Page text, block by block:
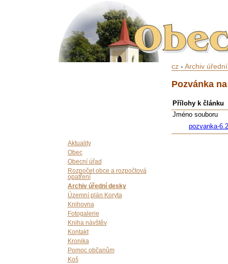
Aktuality
Obec
Obecní úřad
Rozpočet obce a rozpočtová
opatření
Archiv úřední desky
Územní plán Koryta
Knihovna
Fotogalerie
Kniha návštěv
Kontakt
Kronika
Pomoc občanům
Koš
cz- Archiv
Pozvánka
Přílohy k článku
Jméno souboru
pozvanka-